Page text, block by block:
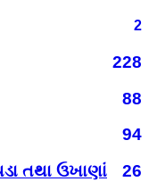
2
228
88
94
તથા ઉખાણાં
26